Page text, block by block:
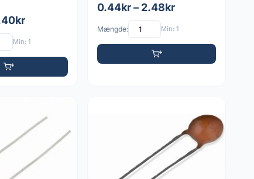
Min: 1
0.44kr – 2.48kr
Mængde: Min: 1